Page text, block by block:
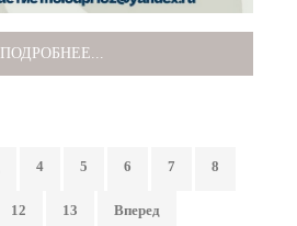
ПОДРОБНЕЕ...
4 5 6 7 8
12 13 Вперед